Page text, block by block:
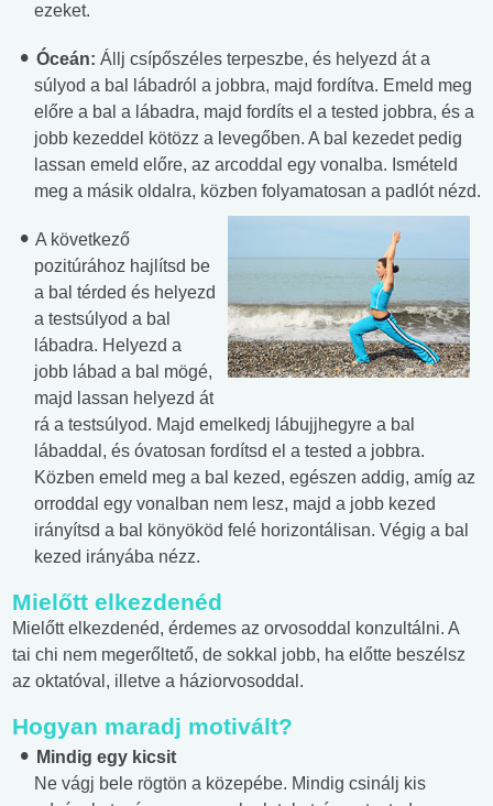
ezeket.
Óceán: Állj csípőszéles terpeszbe, és helyezd át a
súlyod a bal lábadról a jobbra, majd fordítva. Emeld meg
előre a bal a lábadra, majd fordíts el a tested jobbra, és a
jobb kezeddel kötözz a levegőben. A bal kezedet pedig
lassan emeld előre, az arcoddal egy vonalba. Ismételd
meg a másik oldalra, közben folyamatosan a padlót nézd.
A következő
pozitúrához hajlítsd be
a bal térded és helyezd
a testsúlyod a bal
lábadra. Helyezd a
jobb lábad a bal mögé,
majd lassan helyezd át
rá a testsúlyod. Majd emelkedj lábujjhegyre a bal
lábaddal, és óvatosan fordítsd el a tested a jobbra.
Közben emeld meg a bal kezed, egészen addig, amíg az
orroddal egy vonalban nem lesz, majd a jobb kezed
irányítsd a bal könyököd felé horizontálisan. Végig a bal
kezed irányába nézz.
Mielőtt elkezdenéd
Mielőtt elkezdenéd, érdemes az orvosoddal konzultálni. A
tai chi nem megerőltető, de sokkal jobb, ha előtte beszélsz
az oktatóval, illetve a háziorvosoddal.
Hogyan maradj motivált?
Mindig egy kicsit
Ne vágj bele rögtön a közepébe. Mindig csinálj kis